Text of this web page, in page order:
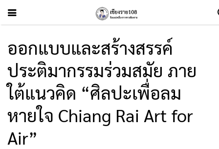
ออกแบบและสร้างสรรค์
ประติมากรรมร่วมสมัย ภาย
ใต้แนวคิด “ศิลปะเพื่อลม
หายใจ Chiang Rai Art for
Air”